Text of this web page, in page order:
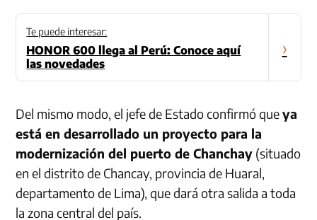
Te puede interesar:
HONOR 600 llega al Perú: Conoce aquí
las novedades
›
Del mismo modo, el jefe de Estado confirmó queya
está en desarrollado un proyecto para la
modernización del puerto de Chanchay (situado
en el distrito de Chancay, provincia de Huaral,
departamento de Lima), que dará otra salida a toda
la zona central del país.